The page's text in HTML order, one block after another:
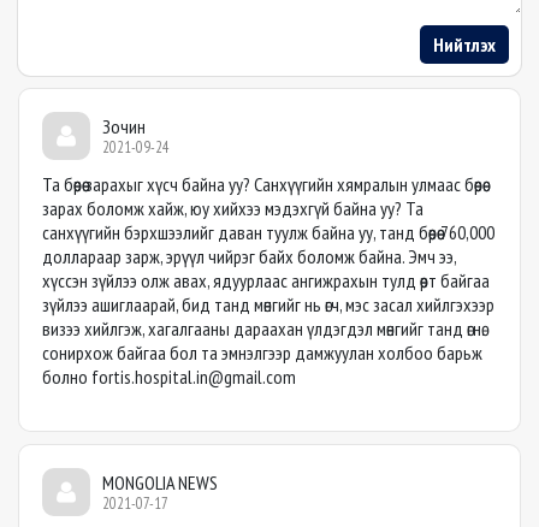
Нийтлэх
Зочин
2021-09-24
Та бөөрөө зарахыг хүсч байна уу? Санхүүгийн хямралын улмаас бөөрөө
зарах боломж хайж, юу хийхээ мэдэхгүй байна уу? Та
санхүүгийн бэрхшээлийг даван туулж байна уу, танд бөөрөө 760,000
доллараар зарж, эрүүл чийрэг байх боломж байна. Эмч ээ,
хүссэн зүйлээ олж авах, ядуурлаас ангижрахын тулд өөрт байгаа
зүйлээ ашиглаарай, бид танд мөнгийг нь өгч, мэс засал хийлгэхээр
визээ хийлгэж, хагалгааны дараахан үлдэгдэл мөнгийг танд өгнө.
сонирхож байгаа бол та эмнэлгээр дамжуулан холбоо барьж
болно fortis.hospital.in@gmail.com
MONGOLIA NEWS
2021-07-17